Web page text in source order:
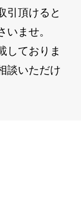
引頂けると
ませ。
しておりま
談いただけ